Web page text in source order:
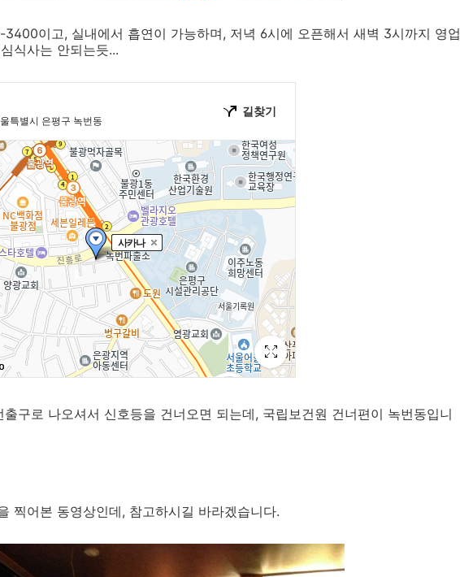
이고, 실내에서 흡연이 가능하며, 저녁 6시에 오픈해서 새벽 3시까지 영업
식사는 안되는듯...
구로 나오셔서 신호등을 건너오면 되는데, 국립보건원 건너편이 녹번동입니
찍어본 동영상인데, 참고하시길 바라겠습니다.